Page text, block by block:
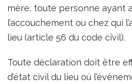
mère, toute personne ayant
l’accouchement ou chez qui
lieu (article 56 du code civil).
Toute déclaration doit être
d’état civil du lieu où